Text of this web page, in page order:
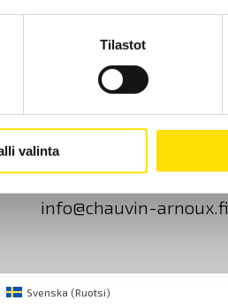
Tilastot
valinta
Tietoa meistä GDPR
+46 8 50 52 68 00
info@chauvin-arnoux.fi
Svenska (Ruotsi)